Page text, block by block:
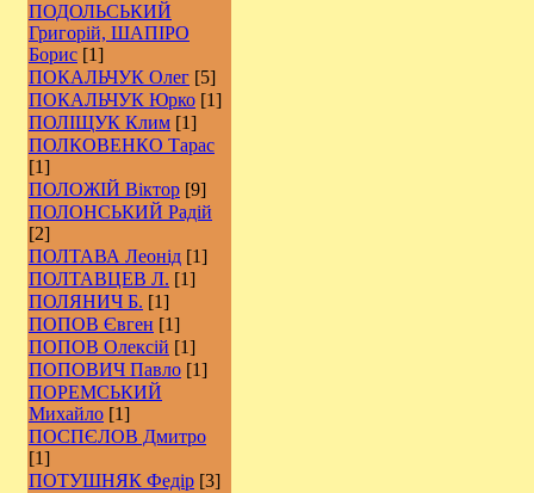
ПОДОЛЬСЬКИЙ
Григорій, ШАПІРО
Борис [1]
ПОКАЛЬЧУК Олег [5]
ПОКАЛЬЧУК Юрко [1]
ПОЛІЩУК Клим [1]
ПОЛКОВЕНКО Тарас
[1]
ПОЛОЖІЙ Віктор [9]
ПОЛОНСЬКИЙ Радій
[2]
ПОЛТАВА Леонід [1]
ПОЛТАВЦЕВ Л. [1]
ПОЛЯНИЧ Б. [1]
ПОПОВ Євген [1]
ПОПОВ Олексій [1]
ПОПОВИЧ Павло [1]
ПОРЕМСЬКИЙ
Михайло [1]
ПОСПЄЛОВ Дмитро
[1]
ПОТУШНЯК Федір [3]